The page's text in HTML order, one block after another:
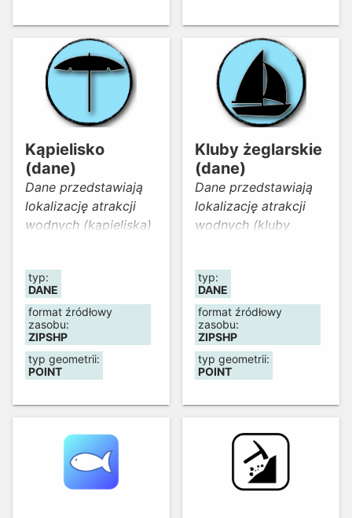
Kąpielisko
(dane)
Dane przedstawiają
lokalizację atrakcji
wodnych (kąpieliska)
opracowane przez
Małgorzatę Meglicz w
ramach kolejnej
edycji konkursu
"Wmapuj się w
Geoportal Dolny
Aktualność danych -
marzec 2023.
typ:
DANE
format źródłowy
zasobu:
ZIPSHP
typ geometrii:
POINT
Kluby żeglarskie
(dane)
Dane przedstawiają
lokalizację atrakcji
wodnych (kluby
zostały opracowane
przez Małgorzatę
Meglicz w ramach
kolejnej edycji
konkursu "Wmapuj się
w Geoportal Dolny
Aktualność danych -
marzec 2023.
typ:
DANE
format źródłowy
zasobu:
ZIPSHP
typ geometrii:
POINT